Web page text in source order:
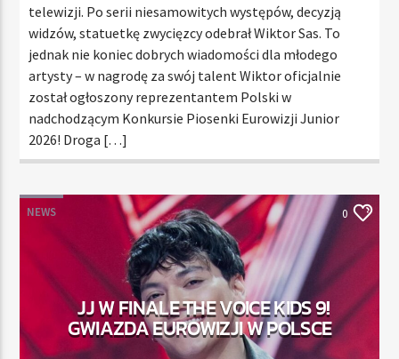
telewizji. Po serii niesamowitych występów, decyzją
widzów, statuetkę zwycięzcy odebrał Wiktor Sas. To
jednak nie koniec dobrych wiadomości dla młodego
artysty – w nagrodę za swój talent Wiktor oficjalnie
został ogłoszony reprezentantem Polski w
nadchodzącym Konkursie Piosenki Eurowizji Junior
2026! Droga […]
NEWS 0
JJ W FINALE THE VOICE KIDS 9!
GWIAZDA EUROWIZJI W POLSCE